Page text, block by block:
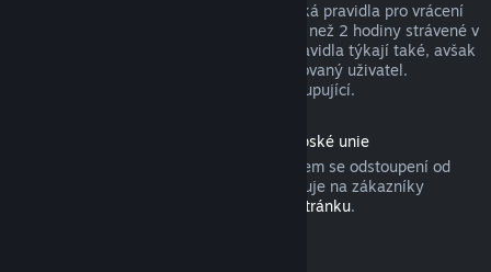
Na neaktivované dárky se vztahují klasická pravidla pro vrácení
peněz (tedy 14 dnů od zakoupení a méně než 2 hodiny strávené v
produktu). Aktivovaných dárků se tato pravidla týkají také, avšak
žádost o vrácení peněz musí zadat obdarovaný uživatel.
Prostředky použité k nákupu získá zpět kupující.
Odstoupení od smlouvy podle práva Evropské unie
Pokud se chcete dozvědět, jakým způsobem se odstoupení od
smlouvy podle práva Evropské unie vztahuje na zákazníky
tuto stránku.